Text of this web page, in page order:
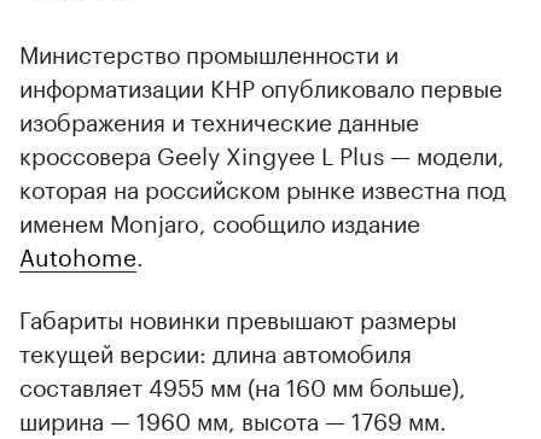
Министерство промышленности и
информатизации КНР опубликовало первые
изображения и технические данные
кроссовера Geely Xingyee L Plus — модели,
которая на российском рынке известна под
именем Monjaro, сообщило издание
Autohome.
Габариты новинки превышают размеры
текущей версии: длина автомобиля
составляет 4955 мм (на 160 мм больше),
ширина — 1960 мм, высота — 1769 мм.